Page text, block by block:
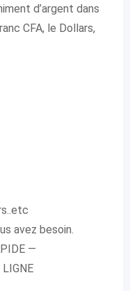
d’argent dans
CFA, le Dollars,
avez besoin.
—
LIGNE